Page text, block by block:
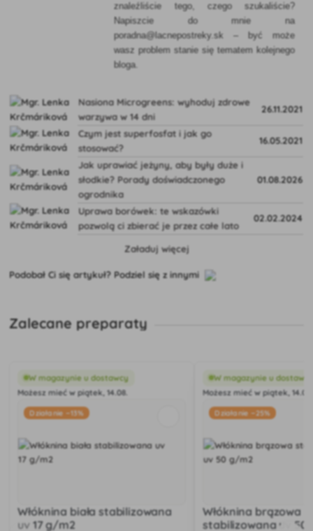
znaleźliście tego, czego szukaliście?
Napiszcie do mnie na
poradna@lacnepostreky.sk – być może
wasz problem stanie się tematem kolejnego
bloga.
Nasiona Microgreens: wyhoduj zdrowe
warzywa w 14 dni
26.11.2021
Czym jest superfosfat i jak go
stosować?
16.05.2021
Jak uprawiać jeżyny, aby były duże i
słodkie? Porady doświadczonego
ogrodnika
01.08.2026
Uprawa borówek: te wskazówki
pozwolą ci zbierać je przez całe lato
02.02.2024
Załaduj więcej
Podobał Ci się artykuł? Podziel się z innymi
Zalecane preparaty
W magazynie u dostawcy
Możesz mieć w piątek, 14.08.
Działanie −13%
Włóknina biała stabilizowana
uv 17 g/m2
W magazynie u
Możesz mieć w piątek, 14.08.
Działanie −25%
Włóknina brązowa
stabilizowana uv 50